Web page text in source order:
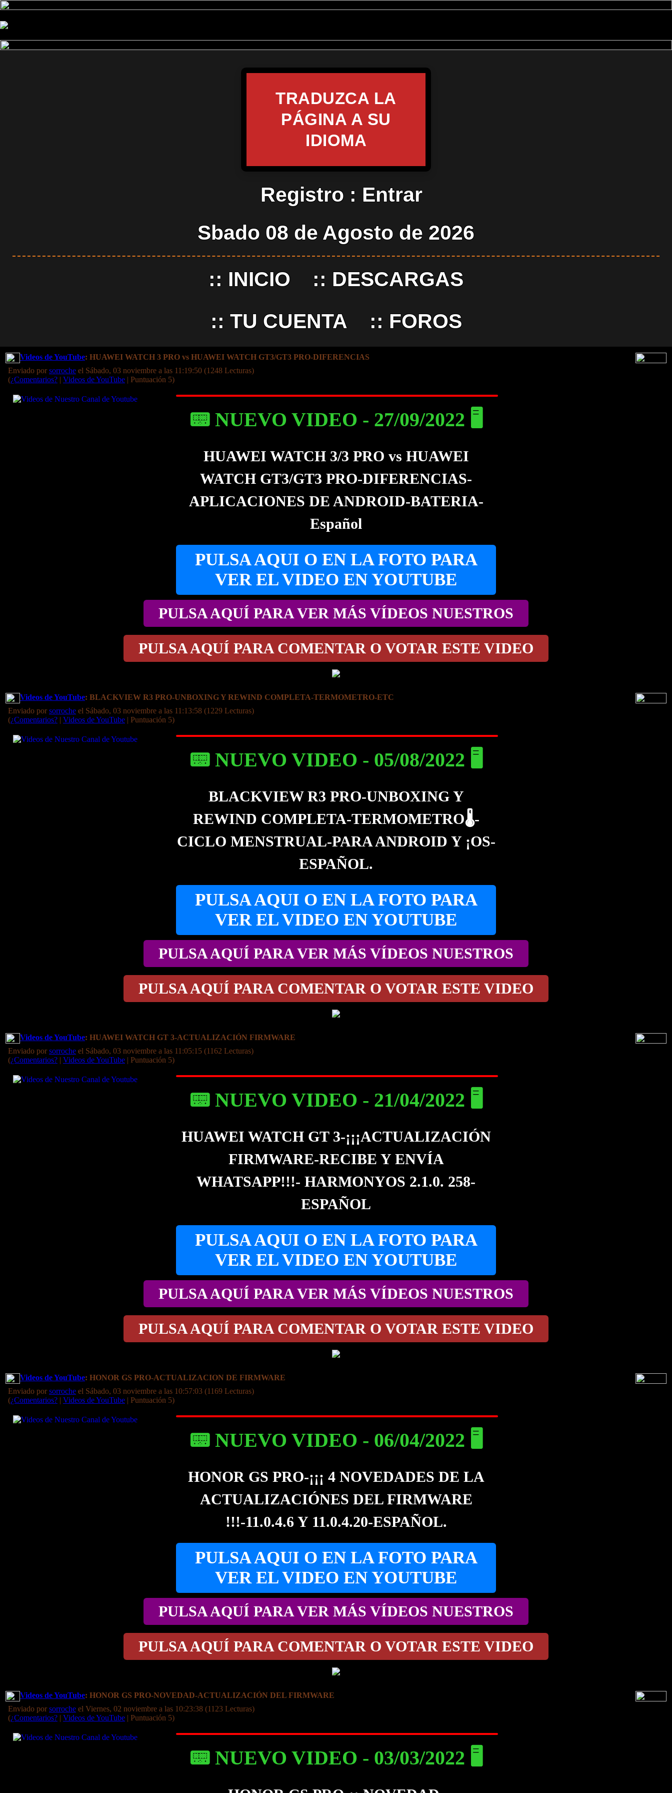
TRADUZCA LA
PÁGINA A SU
IDIOMA
Registro : Entrar
Sbado 08 de Agosto de 2026
:: INICIO :: DESCARGAS
:: TU CUENTA :: FOROS
Videos de YouTube: HUAWEI WATCH 3 PRO vs HUAWEI WATCH GT3/GT3 PRO-DIFERENCIAS
Enviado por sorroche el Sábado, 03 noviembre a las 11:19:50 (1248 Lecturas)
(¿Comentarios? | Videos de YouTube | Puntuación 5)
📟 NUEVO VIDEO - 27/09/2022 🖥️
HUAWEI WATCH 3/3 PRO vs HUAWEI
WATCH GT3/GT3 PRO-DIFERENCIAS-
APLICACIONES DE ANDROID-BATERIA-
Español
PULSA AQUI O EN LA FOTO PARA
VER EL VIDEO EN YOUTUBE
PULSA AQUÍ PARA VER MÁS VÍDEOS NUESTROS
PULSA AQUÍ PARA COMENTAR O VOTAR ESTE VIDEO
Videos de YouTube: BLACKVIEW R3 PRO-UNBOXING Y REWIND COMPLETA-TERMOMETRO-ETC
Enviado por sorroche el Sábado, 03 noviembre a las 11:13:58 (1229 Lecturas)
(¿Comentarios? | Videos de YouTube | Puntuación 5)
📟 NUEVO VIDEO - 05/08/2022 🖥️
BLACKVIEW R3 PRO-UNBOXING Y
REWIND COMPLETA-TERMOMETRO🌡️-
CICLO MENSTRUAL-PARA ANDROID Y ¡OS-
ESPAÑOL.
PULSA AQUI O EN LA FOTO PARA
VER EL VIDEO EN YOUTUBE
PULSA AQUÍ PARA VER MÁS VÍDEOS NUESTROS
PULSA AQUÍ PARA COMENTAR O VOTAR ESTE VIDEO
Videos de YouTube: HUAWEI WATCH GT 3-ACTUALIZACIÓN FIRMWARE
Enviado por sorroche el Sábado, 03 noviembre a las 11:05:15 (1162 Lecturas)
(¿Comentarios? | Videos de YouTube | Puntuación 5)
📟 NUEVO VIDEO - 21/04/2022 🖥️
HUAWEI WATCH GT 3-¡¡¡ACTUALIZACIÓN
FIRMWARE-RECIBE Y ENVÍA
WHATSAPP!!!- HARMONYOS 2.1.0. 258-
ESPAÑOL
PULSA AQUI O EN LA FOTO PARA
VER EL VIDEO EN YOUTUBE
PULSA AQUÍ PARA VER MÁS VÍDEOS NUESTROS
PULSA AQUÍ PARA COMENTAR O VOTAR ESTE VIDEO
Videos de YouTube: HONOR GS PRO-ACTUALIZACION DE FIRMWARE
Enviado por sorroche el Sábado, 03 noviembre a las 10:57:03 (1169 Lecturas)
(¿Comentarios? | Videos de YouTube | Puntuación 5)
📟 NUEVO VIDEO - 06/04/2022 🖥️
HONOR GS PRO-¡¡¡ 4 NOVEDADES DE LA
ACTUALIZACIÓNES DEL FIRMWARE
!!!-11.0.4.6 Y 11.0.4.20-ESPAÑOL.
PULSA AQUI O EN LA FOTO PARA
VER EL VIDEO EN YOUTUBE
PULSA AQUÍ PARA VER MÁS VÍDEOS NUESTROS
PULSA AQUÍ PARA COMENTAR O VOTAR ESTE VIDEO
Videos de YouTube: HONOR GS PRO-NOVEDAD-ACTUALIZACIÓN DEL FIRMWARE
Enviado por sorroche el Viernes, 02 noviembre a las 10:23:38 (1123 Lecturas)
(¿Comentarios? | Videos de YouTube | Puntuación 5)
📟 NUEVO VIDEO - 03/03/2022 🖥️